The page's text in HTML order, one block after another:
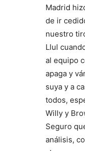
Madrid
de ir
nuestro
Llul
al equipo
apaga y
suya y a
todos,
Willy y
Seguro
análisis,